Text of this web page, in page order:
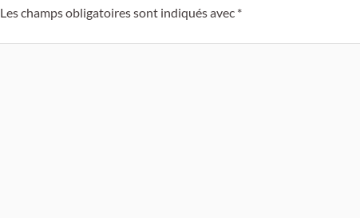
Les champs obligatoires sont indiqués avec *